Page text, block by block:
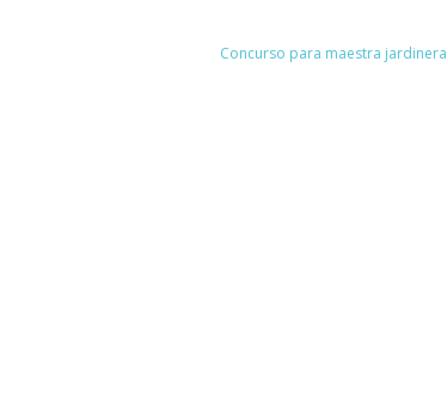
Concurso para maestra jardinera